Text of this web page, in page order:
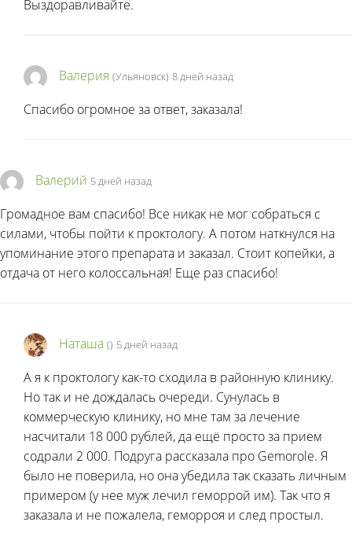
Выздоравливайте.
Валерия (Ульяновск) 8 дней назад
Спасибо огромное за ответ, заказала!
Валерий 5 дней назад
Громадное вам спасибо! Все никак не мог собраться с
силами, чтобы пойти к проктологу. А потом наткнулся на
упоминание этого препарата и заказал. Стоит копейки, а
отдача от него колоссальная! Еще раз спасибо!
Наташа () 5 дней назад
А я к проктологу как-то сходила в районную клинику.
Но так и не дождалась очереди. Сунулась в
коммерческую клинику, но мне там за лечение
насчитали 18 000 рублей, да ещё просто за прием
содрали 2 000. Подруга рассказала про Gemorole. Я
было не поверила, но она убедила так сказать личным
примером (у нее муж лечил геморрой им). Так что я
заказала и не пожалела, геморроя и след простыл.